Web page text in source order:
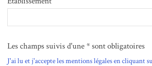
Les champs suivis d'une * sont obligatoires
J'ai lu et j'accepte les mentions légales en cliquant